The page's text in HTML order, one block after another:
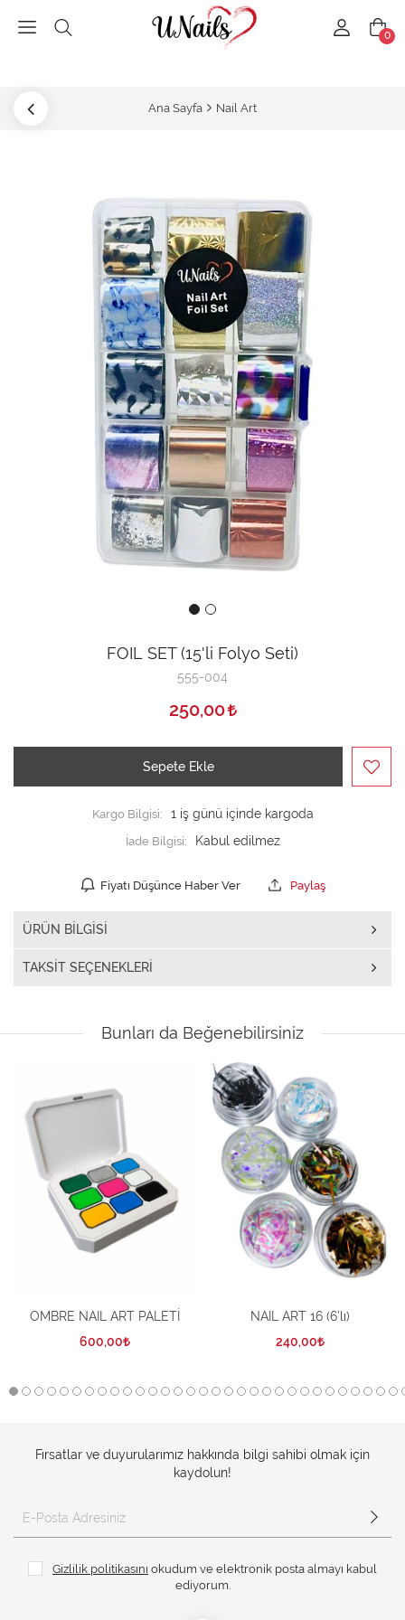
0
Ana Sayfa Nail Art
FOIL SET (15'li Folyo Seti)
555-004
250,00
Sepete Ekle
Kargo Bilgisi:
1 iş günü içinde kargoda
İade Bilgisi:
Fiyatı Düşünce Haber Ver Paylaş
ÜRÜN BILGISI
TAKSIT SEÇENEKLERI
Bunları da Beğenebilirsiniz
OMBRE NAIL ART PALETİ
600,00
NAIL ART 16 (6’lı)
240,00
Fırsatlar ve duyurularımız hakkında bilgi sahibi olmak için
kaydolun!
Gizlilik politikasını okudum ve elektronik posta almayı kabul
ediyorum.